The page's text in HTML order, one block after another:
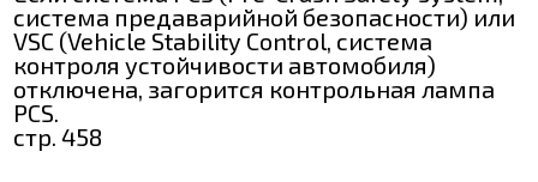
система предаварийной безопасности) или
VSC (Vehicle Stability Control, система
контроля устойчивости автомобиля)
отключена, загорится контрольная лампа
PCS.
стр. 458